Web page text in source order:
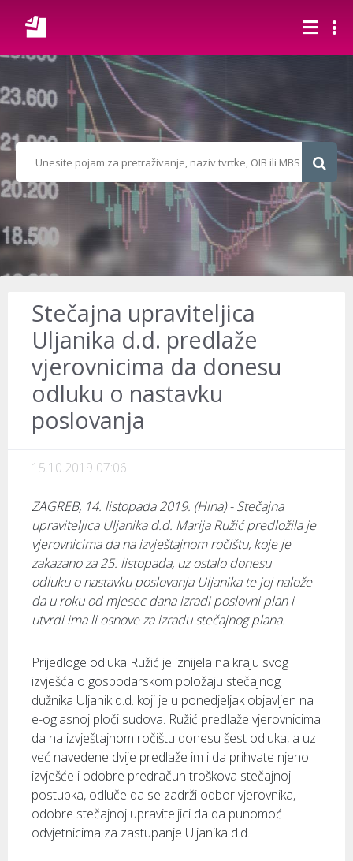
Stečajna upraviteljica
Uljanika d.d. predlaže
vjerovnicima da donesu
odluku o nastavku
poslovanja
15.10.2019 07:06
ZAGREB, 14. listopada 2019. (Hina) - Stečajna
upraviteljica Uljanika d.d. Marija Ružić predložila je
vjerovnicima da na izvještajnom ročištu, koje je
zakazano za 25. listopada, uz ostalo donesu
odluku o nastavku poslovanja Uljanika te joj nalože
da u roku od mjesec dana izradi poslovni plan i
utvrdi ima li osnove za izradu stečajnog plana.
Prijedloge odluka Ružić je iznijela na kraju svog
izvješća o gospodarskom položaju stečajnog
dužnika Uljanik d.d. koji je u ponedjeljak objavljen na
e-oglasnoj ploči sudova. Ružić predlaže vjerovnicima
da na izvještajnom ročištu donesu šest odluka, a uz
već navedene dvije predlaže im i da prihvate njeno
izvješće i odobre predračun troškova stečajnoj
postupka, odluče da se zadrži odbor vjerovnika,
odobre stečajnoj upraviteljici da da punomoć
odvjetnicima za zastupanje Uljanika d.d.